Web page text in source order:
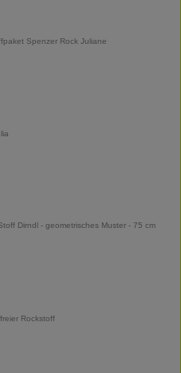
Spenzer Rock Juliane
Dirndl - geometrisches Muster - 75 cm
Rockstoff